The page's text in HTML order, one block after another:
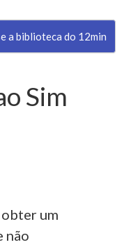
a biblioteca do 12min
Sim
obter um
não